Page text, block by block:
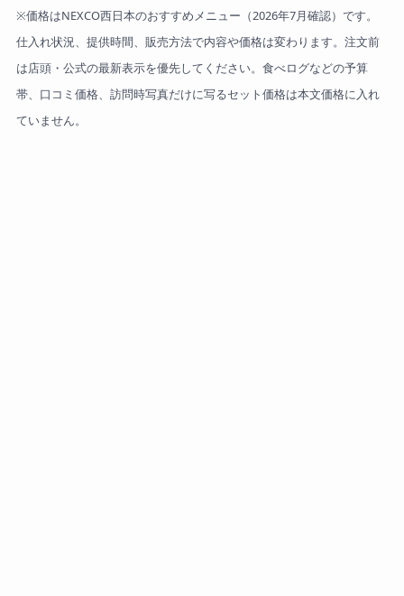
※価格はNEXCO西日本のおすすめメニュー（2026年7月確認）です。
仕入れ状況、提供時間、販売方法で内容や価格は変わります。注文前
は店頭・公式の最新表示を優先してください。食べログなどの予算
帯、口コミ価格、訪問時写真だけに写るセット価格は本文価格に入れ
ていません。